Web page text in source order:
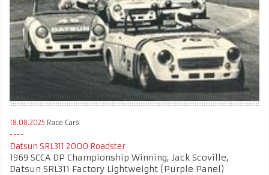
18.08.2025 Race Cars
Datsun SRL311 2000 Roadster
1969 SCCA DP Championship Winning, Jack Scoville,
Datsun SRL311 Factory Lightweight (Purple Panel)